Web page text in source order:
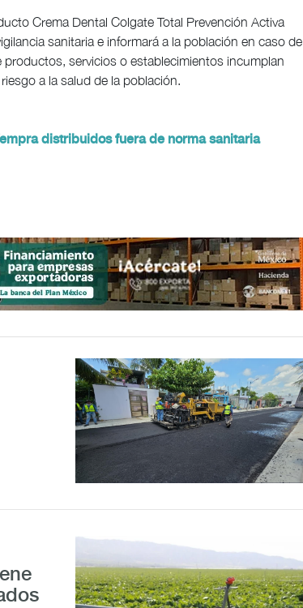
Crema Dental Colgate Total Prevención Activa
sanitaria e informará a la población en caso de
servicios o establecimientos incumplan
a la salud de la población.
distribuidos fuera de norma sanitaria